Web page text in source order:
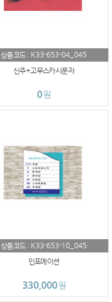
상품코드 : K33-653-04_045
신주+고무스카시문자
0원
상품코드 : K33-653-10_045
인포메이션
330,000원